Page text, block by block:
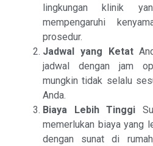
lingkungan klinik
mempengaruhi
prosedur.
Jadwal yang Ketat
jadwal dengan jam
mungkin tidak selalu
Anda.
Biaya Lebih Tinggi
memerlukan biaya yang
dengan sunat di